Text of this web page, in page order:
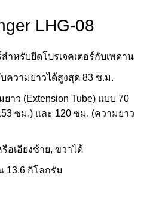
LHG-08
ำหรับยึดโปรเจคเตอร์กับเพดาน
ความยาวได้สูงสุด 83 ซ.ม.
าว (Extension Tube) แบบ 70
ซม.) และ 120 ซม. (ความยาว
อเอียงซ้าย, ขวาได้
13.6 กิโลกรัม